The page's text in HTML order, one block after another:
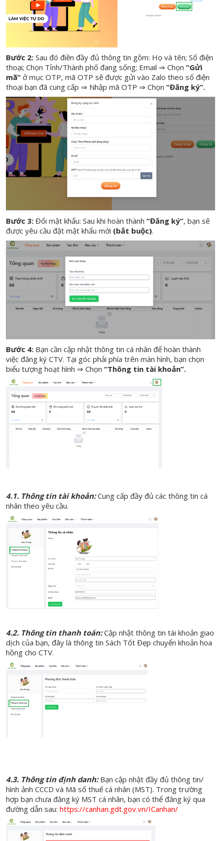
Bước 2: Sau đó điền đầy đủ thông tin gồm: Họ và tên; Số điện
thoại; Chọn Tỉnh/Thành phố đang sống; Email ⇒ Chọn “Gửi
mã” ở mục OTP, mã OTP sẽ được gửi vào Zalo theo số điện
thoại bạn đã cung cấp ⇒ Nhập mã OTP ⇒ Chọn “Đăng ký”.
Bước 3: Đổi mật khẩu: Sau khi hoàn thành “Đăng ký”, bạn sẽ
được yêu cầu đặt mật khẩu mới (bắt buộc).
Bước 4: Bạn cần cập nhật thông tin cá nhân để hoàn thành
việc đăng ký CTV. Tại góc phải phía trên màn hình, bạn chọn
biểu tượng hoạt hình ⇒ Chọn “Thông tin tài khoản”.
4.1. Thông tin tài khoản:Cung cấp đầy đủ các thông tin cá
nhân theo yêu cầu.
4.2. Thông tin thanh toán:Cập nhật thông tin tài khoản giao
dịch của bạn, đây là thông tin Sách Tốt Đẹp chuyển khoản hoa
hồng cho CTV.
4.3. Thông tin định danh:Bạn cập nhật đầy đủ thông tin/
hình ảnh CCCD và Mã số thuế cá nhân (MST). Trong trường
hợp bạn chưa đăng ký MST cá nhân, bạn có thể đăng ký qua
đường dẫn sau: https://canhan.gdt.gov.vn/ICanhan/